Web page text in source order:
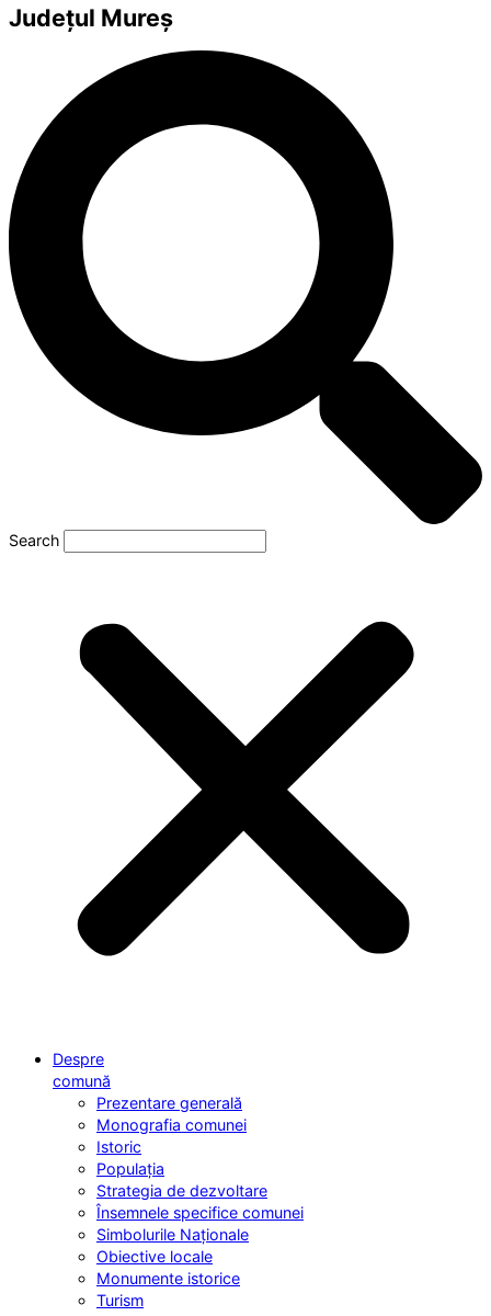
Județul Mureș
Search
Despre
comună
Prezentare generală
Monografia comunei
Istoric
Populația
Strategia de dezvoltare
Însemnele specifice comunei
Simbolurile Naționale
Obiective locale
Monumente istorice
Turism